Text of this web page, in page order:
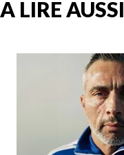
A LIRE AUSSI